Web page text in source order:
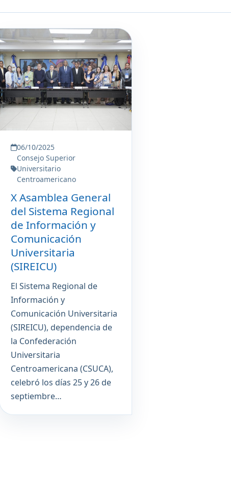
06/10/2025
Consejo Superior
Universitario
Centroamericano
X Asamblea General
del Sistema Regional
de Información y
Comunicación
Universitaria
(SIREICU)
El Sistema Regional de
Información y
Comunicación Universitaria
(SIREICU), dependencia de
la Confederación
Universitaria
Centroamericana (CSUCA),
celebró los días 25 y 26 de
septiembre…